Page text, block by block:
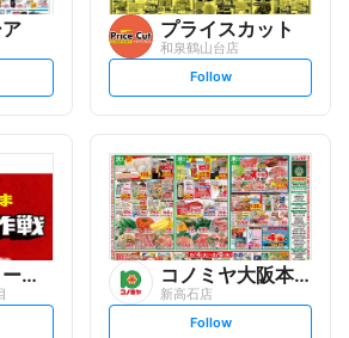
プライスカット
和泉鶴山台店
s
t
l
o
w
Follow
ト コノミヤ大阪本部
新高石店
s
Follow